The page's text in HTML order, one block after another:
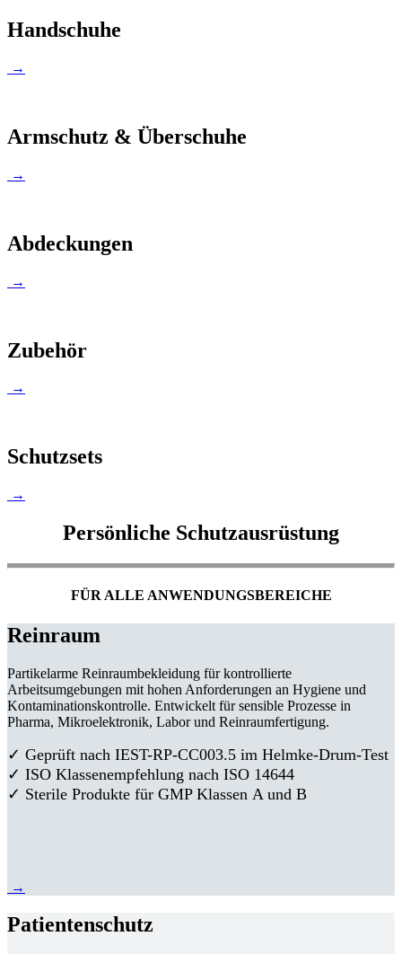
Handschuhe
→
Armschutz & Überschuhe
→
Abdeckungen
→
Zubehör
→
Schutzsets
→
Persönliche Schutzausrüstung
FÜR ALLE ANWENDUNGSBEREICHE
Reinraum
Partikelarme Reinraumbekleidung für kontrollierte
Arbeitsumgebungen mit hohen Anforderungen an Hygiene und
Kontaminationskontrolle. Entwickelt für sensible Prozesse in
Pharma, Mikroelektronik, Labor und Reinraumfertigung.
✓ Geprüft nach IEST-RP-CC003.5 im Helmke-Drum-Test
✓ ISO Klassenempfehlung nach ISO 14644
✓ Sterile Produkte für GMP Klassen A und B
→
Patientenschutz